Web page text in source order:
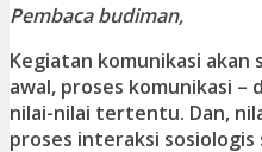
Pembaca budiman,
Kegiatan komunikasi akan
awal, proses komunikasi
nilai-nilai tertentu. Dan,
proses interaksi